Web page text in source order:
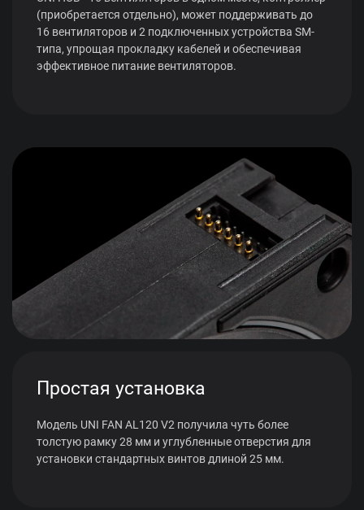
(приобретается отдельно), может поддерживать до
16 вентиляторов и 2 подключенных устройства SM-
типа, упрощая прокладку кабелей и обеспечивая
эффективное питание вентиляторов.
Простая установка
Модель UNI FAN AL120 V2 получила чуть более
толстую рамку 28 мм и углубленные отверстия для
установки стандартных винтов длиной 25 мм.